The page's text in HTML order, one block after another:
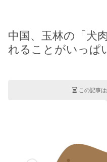
中国、玉林の「犬
れることがいっぱ
この記事は